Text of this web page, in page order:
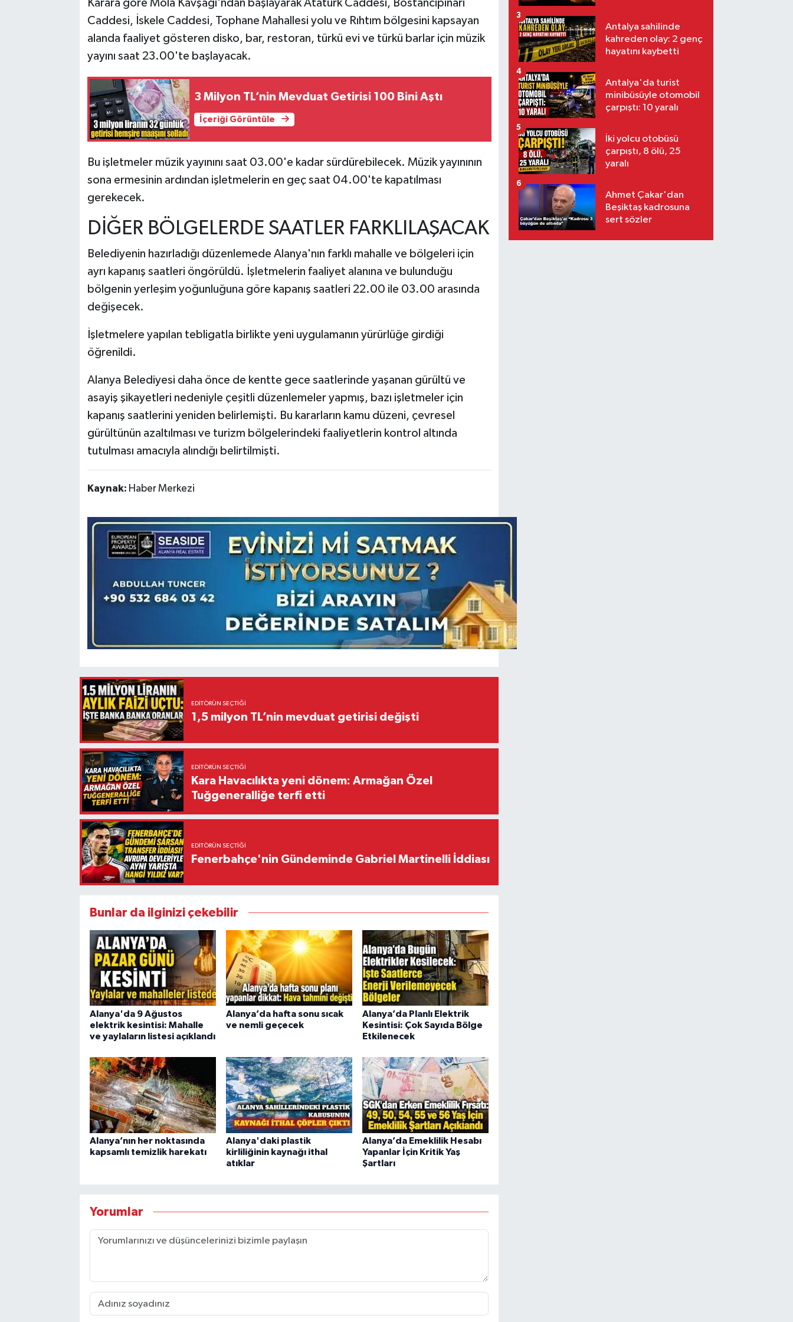
Karara göre Mola Kavşağı'ndan başlayarak Atatürk Caddesi, Bostancıpınarı
Caddesi, İskele Caddesi, Tophane Mahallesi yolu ve Rıhtım bölgesini kapsayan
alanda faaliyet gösteren disko, bar, restoran, türkü evi ve türkü barlar için müzik
yayını saat 23.00'te başlayacak.
3 Milyon TL’nin Mevduat Getirisi 100 Bini Aştı
İçeriği Görüntüle
Bu işletmeler müzik yayınını saat 03.00'e kadar sürdürebilecek. Müzik yayınının
sona ermesinin ardından işletmelerin en geç saat 04.00'te kapatılması
gerekecek.
DİĞER BÖLGELERDE SAATLER FARKLILAŞACAK
Belediyenin hazırladığı düzenlemede Alanya'nın farklı mahalle ve bölgeleri için
ayrı kapanış saatleri öngörüldü. İşletmelerin faaliyet alanına ve bulunduğu
bölgenin yerleşim yoğunluğuna göre kapanış saatleri 22.00 ile 03.00 arasında
değişecek.
İşletmelere yapılan tebligatla birlikte yeni uygulamanın yürürlüğe girdiği
öğrenildi.
Alanya Belediyesi daha önce de kentte gece saatlerinde yaşanan gürültü ve
asayiş şikayetleri nedeniyle çeşitli düzenlemeler yapmış, bazı işletmeler için
kapanış saatlerini yeniden belirlemişti. Bu kararların kamu düzeni, çevresel
gürültünün azaltılması ve turizm bölgelerindeki faaliyetlerin kontrol altında
tutulması amacıyla alındığı belirtilmişti.
Kaynak: Haber Merkezi
EDITÖRÜN SEÇTIĞI
1,5 milyon TL’nin mevduat getirisi değişti
EDITÖRÜN SEÇTIĞI
Kara Havacılıkta yeni dönem: Armağan Özel
Tuğgeneralliğe terfi etti
EDITÖRÜN SEÇTIĞI
Fenerbahçe'nin Gündeminde Gabriel Martinelli İddiası
Bunlar da ilginizi çekebilir
Alanya'da 9 Ağustos
elektrik kesintisi: Mahalle
ve yaylaların listesi açıklandı
Alanya’da hafta sonu sıcak
ve nemli geçecek
Alanya’da Planlı Elektrik
Kesintisi: Çok Sayıda Bölge
Etkilenecek
Alanya’nın her noktasında
kapsamlı temizlik harekatı
Alanya'daki plastik
kirliliğinin kaynağı ithal
atıklar
Alanya’da Emeklilik Hesabı
Yapanlar İçin Kritik Yaş
Şartları
Yorumlar
Antalya sahilinde
kahreden olay: 2 genç
hayatını kaybetti
3
Antalya'da turist
minibüsüyle otomobil
çarpıştı: 10 yaralı
4
İki yolcu otobüsü
çarpıştı, 8 ölü, 25
yaralı
5
Ahmet Çakar'dan
Beşiktaş kadrosuna
sert sözler
6